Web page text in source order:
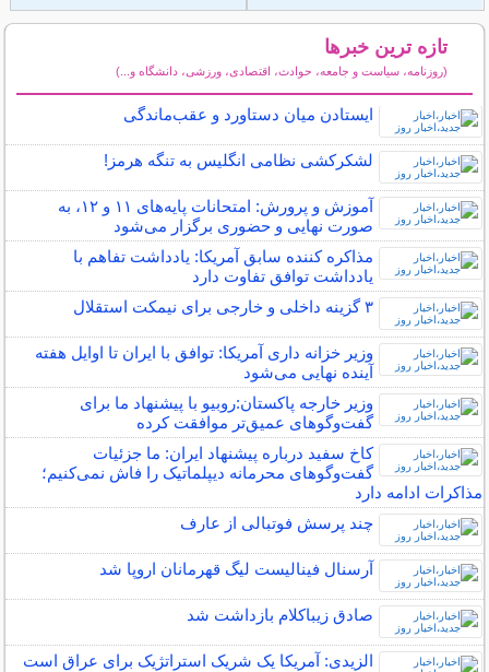
تازه ترین خبرها
(روزنامه، سیاست و جامعه، حوادث، اقتصادی، ورزشی، دانشگاه و...)
ایستادن میان دستاورد و عقب‌ماندگی
لشکرکشی نظامی انگلیس به تنگه هرمز!
آموزش و پرورش: امتحانات پایه‌های ۱۱ و ۱۲، به
صورت نهایی و حضوری برگزار می‌شود
مذاکره کننده سابق آمریکا: یادداشت تفاهم با
یادداشت توافق تفاوت دارد
۳ گزینه داخلی و خارجی برای نیمکت استقلال
وزیر خزانه داری آمریکا: توافق با ایران تا اوایل هفته
آینده نهایی می‌شود
وزیر خارجه پاکستان:روبیو با پیشنهاد ما برای
گفت‌وگوهای عمیق‌تر موافقت کرده
کاخ سفید درباره پیشنهاد ایران: ما جزئیات
گفت‌و‌گو‌های محرمانه دیپلماتیک را فاش نمی‌کنیم؛
مذاکرات ادامه دارد
چند پرسش فوتبالی از عارف
آرسنال فینالیست لیگ قهرمانان اروپا شد
صادق زیباکلام بازداشت شد
الزیدی: آمریکا یک شریک استراتژیک برای عراق است